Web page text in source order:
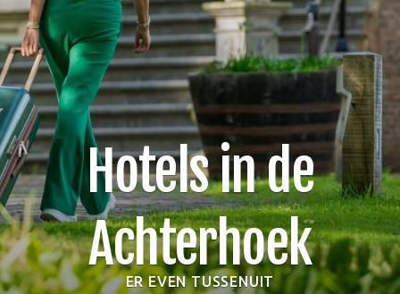
Hotels in de
Achterhoek
ER EVEN TUSSENUIT